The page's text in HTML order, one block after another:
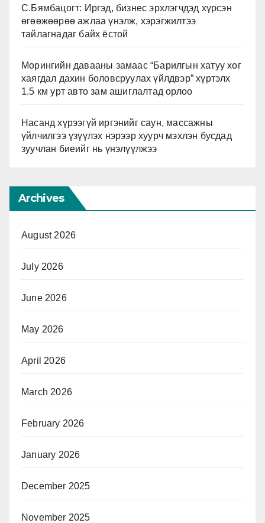
С.Бямбацогт: Иргэд, бизнес эрхлэгчдэд хүрсэн
өгөөжөөрөө ажлаа үнэлж, хэрэгжилтээ
тайлагнадаг байх ёстой
Морингийн давааны замаас “Барилгын хатуу хог
хаягдал дахин боловсруулах үйлдвэр” хүртэлх
1.5 км урт авто зам ашиглалтад орлоо
Насанд хүрээгүй иргэнийг саун, массажны
үйлчилгээ үзүүлэх нэрээр хуурч мэхлэн бусдад
зуучлан биеийг нь үнэлүүлжээ
Archives
August 2026
July 2026
June 2026
May 2026
April 2026
March 2026
February 2026
January 2026
December 2025
November 2025